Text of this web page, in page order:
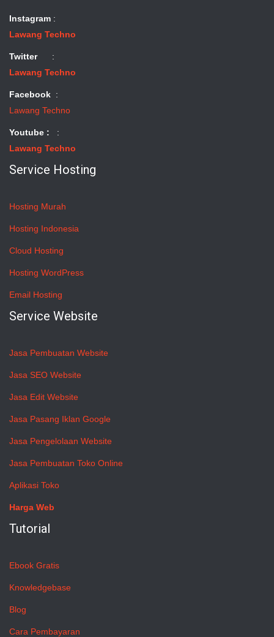
Instagram :
Lawang Techno
Twitter:
Lawang Techno
Facebook :
Lawang Techno
Youtube :
:
Lawang Techno
Service Hosting
Hosting Murah
Hosting Indonesia
Cloud Hosting
Hosting WordPress
Email Hosting
Service Website
Jasa Pembuatan Website
Jasa SEO Website
Jasa Edit Website
Jasa Pasang Iklan Google
Jasa Pengelolaan Website
Jasa Pembuatan Toko Online
Aplikasi Toko
Harga Web
Tutorial
Ebook Gratis
Knowledgebase
Blog
Cara Pembayaran